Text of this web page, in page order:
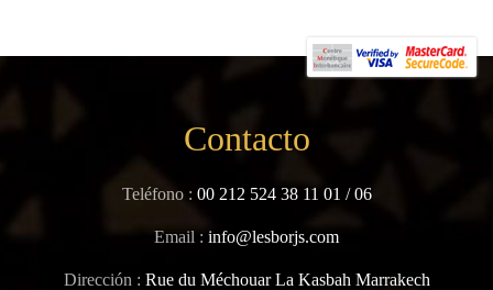
Contacto
Teléfono : 00 212 524 38 11 01 /06
Email : info@lesborjs.com
Dirección : Rue du Méchouar La Kasbah Marrakech